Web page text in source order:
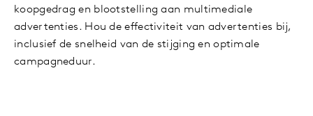
koopgedrag en blootstelling aan multimediale
advertenties. Hou de effectiviteit van advertenties bij,
inclusief de snelheid van de stijging en optimale
campagneduur.